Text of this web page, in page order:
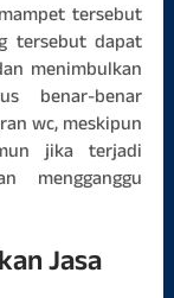
tersebut
tersebut dapat
menimbulkan
benar-benar
wc, meskipun
jika terjadi
mengganggu
Jasa